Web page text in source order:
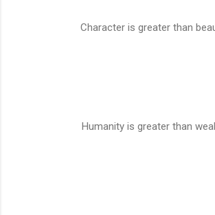
Character is greater than
Humanity is greater than